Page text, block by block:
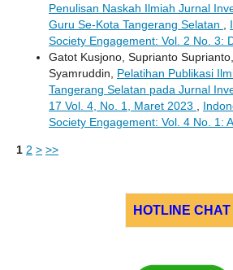
Penulisan Naskah Ilmiah Jurnal
Guru Se-Kota Tangerang Selatan
Society Engagement: Vol. 2 No. 3:
Gatot Kusjono, Suprianto
Syamruddin, Pelatihan Publikasi
Tangerang Selatan pada Jurnal
17 Vol. 4, No. 1, Maret 2023
Society Engagement: Vol. 4 No. 1:
1 2 > >>
HOTLINE CHAT